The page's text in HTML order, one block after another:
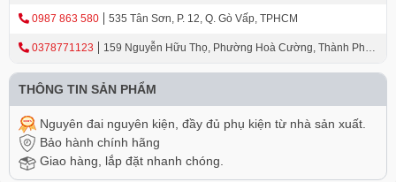
0987 863 580 535 Tân Sơn, P. 12, Q. Gò Vấp, TPHCM
0378771123
159 Nguyễn Hữu Thọ, Phường Hoà Cường, Thành Phố
THÔNG TIN SẢN PHẨM
Nguyên đai nguyên kiện, đầy đủ phụ kiện từ nhà sản xuất.
Bảo hành chính hãng
Giao hàng, lắp đặt nhanh chóng.